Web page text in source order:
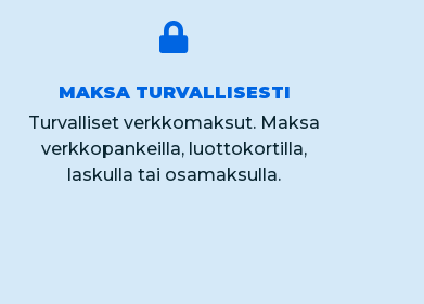
MAKSA TURVALLISESTI
Turvalliset verkkomaksut. Maksa
verkkopankeilla, luottokortilla,
laskulla tai osamaksulla.